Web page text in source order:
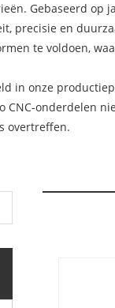
Gebaseerd
precisie en
te voldoen,
in onze
onderdelen
overtreffen.